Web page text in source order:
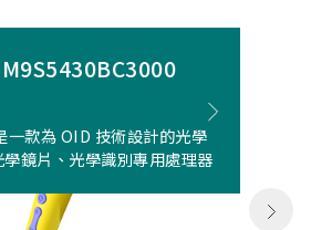
一款為 OID 技術設計的光學
鏡片、光學識別專用處理器